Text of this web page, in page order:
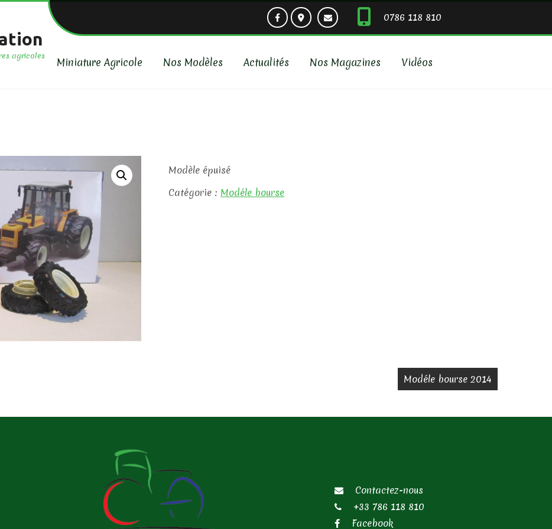
agricoles
0786 118 810
Miniature Agricole Nos Modèles Actualités Nos Magazines Vidéos
Modèle épuisé
Catégorie : Modéle bourse
Modéle bourse 2014
Contactez-nous
+33 786 118 810
Facebook